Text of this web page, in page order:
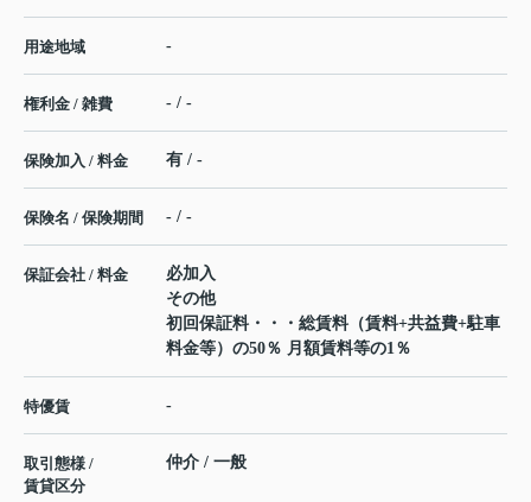
用途地域 -
権利金 / 雑費 - / -
保険加入 / 料金 有 / -
保険名 / 保険期間 - / -
保証会社 / 料金
必加入
その他
初回保証料・・・総賃料（賃料+共益費+駐車
料金等）の50％ 月額賃料等の1％
特優賃 -
取引態様 /
賃貸区分
仲介 / 一般